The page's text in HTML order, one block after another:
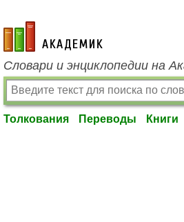
academic.ru
Словари и энциклопедии на
Толкования Переводы Книги